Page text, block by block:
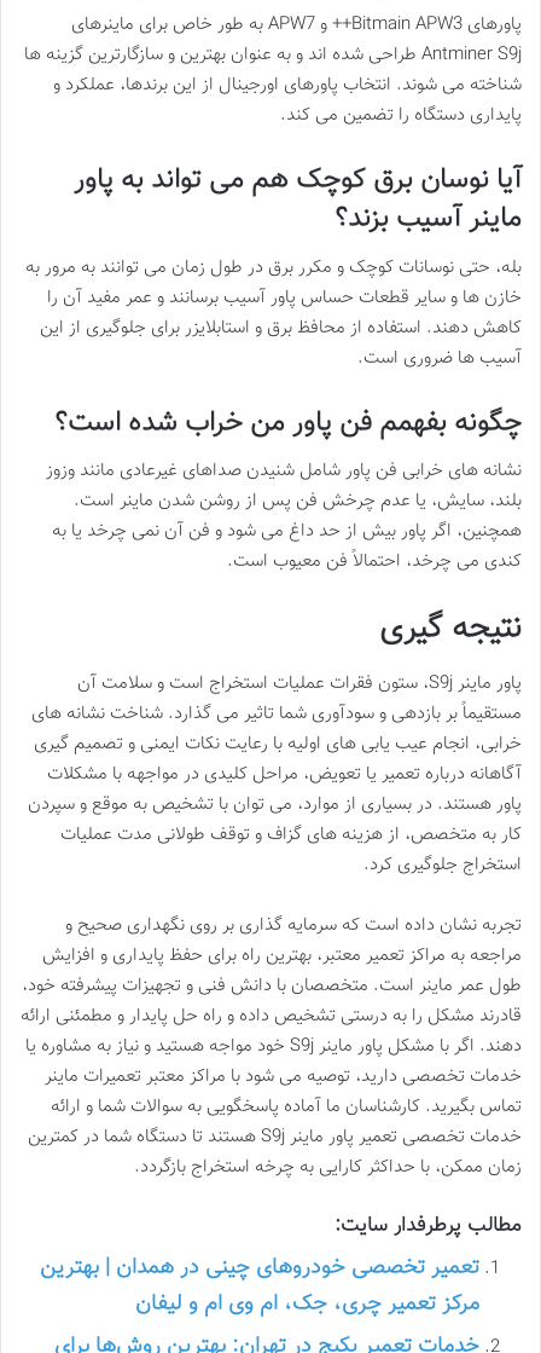
پاورهای Bitmain APW3++ و APW7 به طور خاص برای ماینرهای
Antminer S9j طراحی شده اند و به عنوان بهترین و سازگارترین گزینه ها
شناخته می شوند. انتخاب پاورهای اورجینال از این برندها، عملکرد و
پایداری دستگاه را تضمین می کند.
آیا نوسان برق کوچک هم می تواند به پاور
ماینر آسیب بزند؟
بله، حتی نوسانات کوچک و مکرر برق در طول زمان می توانند به مرور به
خازن ها و سایر قطعات حساس پاور آسیب برسانند و عمر مفید آن را
کاهش دهند. استفاده از محافظ برق و استابلایزر برای جلوگیری از این
آسیب ها ضروری است.
چگونه بفهمم فن پاور من خراب شده است؟
نشانه های خرابی فن پاور شامل شنیدن صداهای غیرعادی مانند وزوز
بلند، سایش، یا عدم چرخش فن پس از روشن شدن ماینر است.
همچنین، اگر پاور بیش از حد داغ می شود و فن آن نمی چرخد یا به
کندی می چرخد، احتمالاً فن معیوب است.
نتیجه گیری
پاور ماینر S9j، ستون فقرات عملیات استخراج است و سلامت آن
مستقیماً بر بازدهی و سودآوری شما تاثیر می گذارد. شناخت نشانه های
خرابی، انجام عیب یابی های اولیه با رعایت نکات ایمنی و تصمیم گیری
آگاهانه درباره تعمیر یا تعویض، مراحل کلیدی در مواجهه با مشکلات
پاور هستند. در بسیاری از موارد، می توان با تشخیص به موقع و سپردن
کار به متخصص، از هزینه های گزاف و توقف طولانی مدت عملیات
استخراج جلوگیری کرد.
تجربه نشان داده است که سرمایه گذاری بر روی نگهداری صحیح و
مراجعه به مراکز تعمیر معتبر، بهترین راه برای حفظ پایداری و افزایش
طول عمر ماینر است. متخصصان با دانش فنی و تجهیزات پیشرفته خود،
قادرند مشکل را به درستی تشخیص داده و راه حل پایدار و مطمئنی ارائه
دهند. اگر با مشکل پاور ماینر S9j خود مواجه هستید و نیاز به مشاوره یا
خدمات تخصصی دارید، توصیه می شود با مراکز معتبر تعمیرات ماینر
تماس بگیرید. کارشناسان ما آماده پاسخگویی به سوالات شما و ارائه
خدمات تخصصی تعمیر پاور ماینر S9j هستند تا دستگاه شما در کمترین
زمان ممکن، با حداکثر کارایی به چرخه استخراج بازگردد.
مطالب پرطرفدار سایت:
تعمیر تخصصی خودروهای چینی در همدان | بهترین
مرکز تعمیر چری، جک، ام وی ام و لیفان